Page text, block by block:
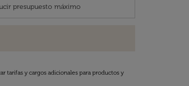
tarifas y cargos adicionales para productos y